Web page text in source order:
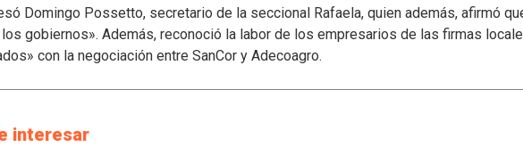
Domingo Possetto, secretario de la seccional Rafaela, quien además, afirmó
los gobiernos». Además, reconoció la labor de los empresarios de las firmas
con la negociación entre SanCor y Adecoagro.
interesar